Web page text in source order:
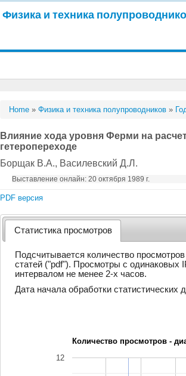
Физика и техника
Home »Физика и техника полупроводников »
Влияние хода уровня Ферми на
гетеропереходе
Борщак В.А., Василевский Д.Л.
Выставление онлайн: 20 октября 1989 г.
PDF версия
Статистика просмотров
Подсчитывается количество
статей ("pdf"). Просмотры с одинаковых
интервалом не менее 2-х часов.
Дата начала обработки статистических
Количество просмотров -
12